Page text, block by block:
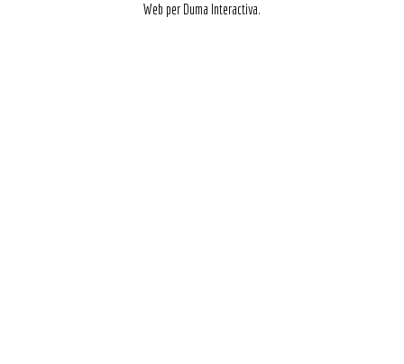
Web per Duma Interactiva.